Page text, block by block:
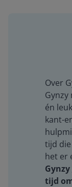
Over
én
kant-
tijd
het er
tijd